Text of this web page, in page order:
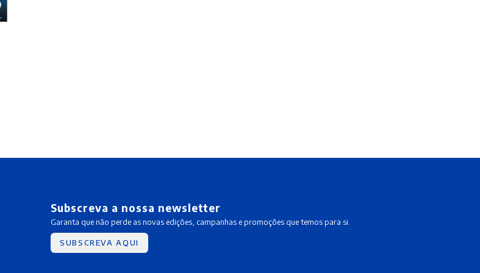
Subscreva a nossa newsletter
Garanta que não perde as novas edições, campanhas e promoções que temos para si.
SUBSCREVA AQUI